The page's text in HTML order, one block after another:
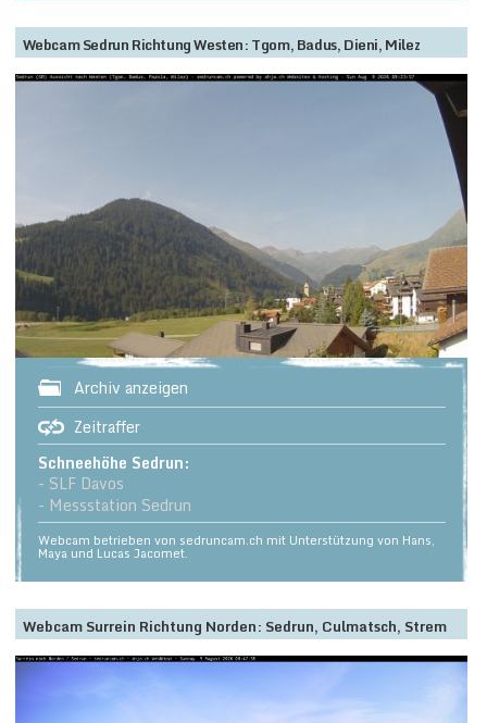
Webcam Sedrun Richtung Westen: Tgom, Badus, Dieni, Milez
Archiv anzeigen
Zeitraffer
Schneehöhe Sedrun:
- SLF Davos
- Messstation Sedrun
Webcam betrieben von sedruncam.ch mit Unterstützung von Hans,
Maya und Lucas Jacomet.
Webcam Surrein Richtung Norden: Sedrun, Culmatsch, Strem